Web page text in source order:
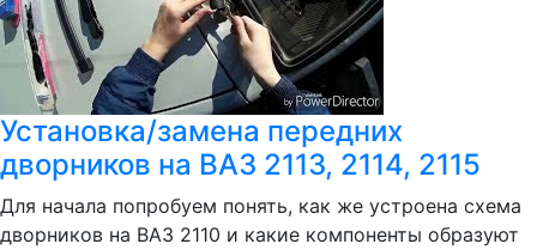
Установка/замена передних
дворников на ВАЗ 2113, 2114, 2115
Для начала попробуем понять, как же устроена схема
дворников на ВАЗ 2110 и какие компоненты образуют